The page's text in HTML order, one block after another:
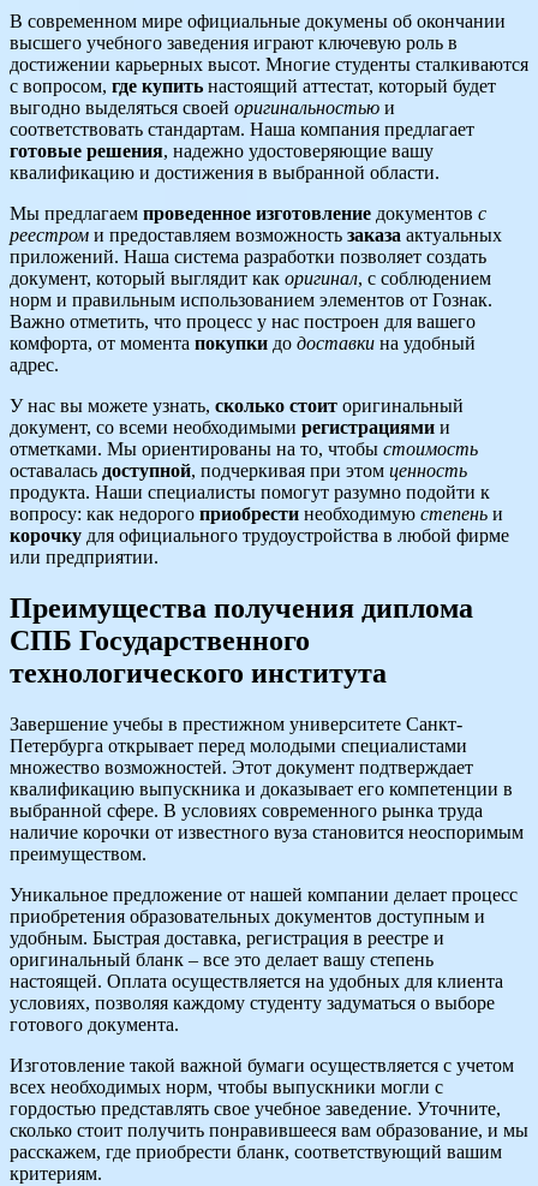
В современном мире официальные докумены об окончании
высшего учебного заведения играют ключевую роль в
достижении карьерных высот. Многие студенты сталкиваются
с вопросом, где купить настоящий аттестат, который будет
выгодно выделяться своей оригинальностью и
соответствовать стандартам. Наша компания предлагает
готовые решения, надежно удостоверяющие вашу
квалификацию и достижения в выбранной области.
Мы предлагаем проведенное изготовление документов с
реестром и предоставляем возможность заказа актуальных
приложений. Наша система разработки позволяет создать
документ, который выглядит как оригинал, с соблюдением
норм и правильным использованием элементов от Гознак.
Важно отметить, что процесс у нас построен для вашего
комфорта, от момента покупки до доставки на удобный
адрес.
У нас вы можете узнать, сколько стоит оригинальный
документ, со всеми необходимыми регистрациями и
отметками. Мы ориентированы на то, чтобы стоимость
оставалась доступной, подчеркивая при этом ценность
продукта. Наши специалисты помогут разумно подойти к
вопросу: как недорого приобрести необходимую степень и
корочку для официального трудоустройства в любой фирме
или предприятии.
Преимущества получения диплома
СПБ Государственного
технологического института
Завершение учебы в престижном университете Санкт-
Петербурга открывает перед молодыми специалистами
множество возможностей. Этот документ подтверждает
квалификацию выпускника и доказывает его компетенции в
выбранной сфере. В условиях современного рынка труда
наличие корочки от известного вуза становится неоспоримым
преимуществом.
Уникальное предложение от нашей компании делает процесс
приобретения образовательных документов доступным и
удобным. Быстрая доставка, регистрация в реестре и
оригинальный бланк – все это делает вашу степень
настоящей. Оплата осуществляется на удобных для клиента
условиях, позволяя каждому студенту задуматься о выборе
готового документа.
Изготовление такой важной бумаги осуществляется с учетом
всех необходимых норм, чтобы выпускники могли с
гордостью представлять свое учебное заведение. Уточните,
сколько стоит получить понравившееся вам образование, и мы
расскажем, где приобрести бланк, соответствующий вашим
критериям.